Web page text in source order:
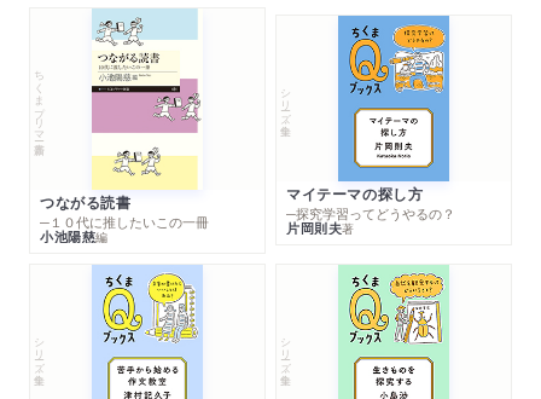
ちくまプリマー新書
つながる読書
─１０代に推したいこの一冊
小池陽慈編
シリーズ・全集
マイテーマの探し方
─探究学習ってどうやるの？
片岡則夫著
シリーズ・全集 シリーズ・全集